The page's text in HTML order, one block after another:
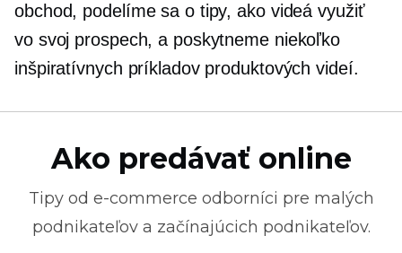
obchod, podelíme sa o tipy, ako videá využiť
vo svoj prospech, a poskytneme niekoľko
inšpiratívnych príkladov produktových videí.
Ako predávať online
Tipy od e-commerce odborníci pre malých
podnikateľov a začínajúcich podnikateľov.